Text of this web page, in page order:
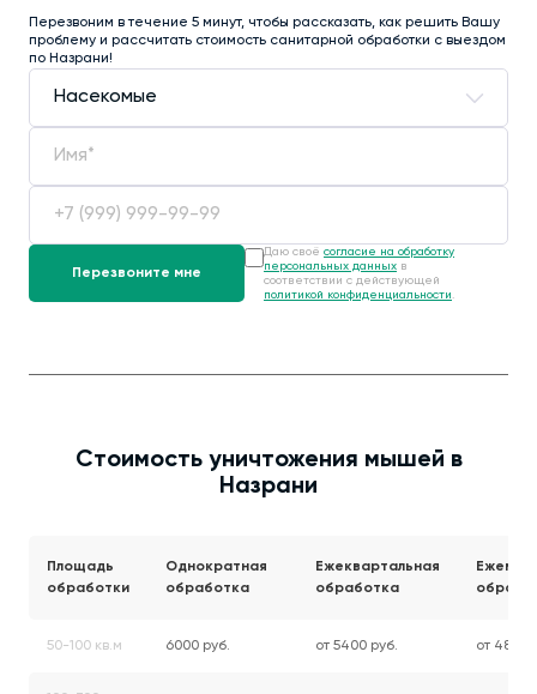
Перезвоним в течение 5 минут, чтобы рассказать, как решить Вашу
проблему и рассчитать стоимость санитарной обработки с выездом
по Назрани!
Даю своё согласие на обработку
персональных данных в
соответствии с действующей
политикой конфиденциальности .
Стоимость уничтожения мышей в
Назрани
Площадь
обработки
Однократная
обработка
Ежеквартальная
обработка
50-100 кв.м 6000 руб. от 5400 руб. от 4800